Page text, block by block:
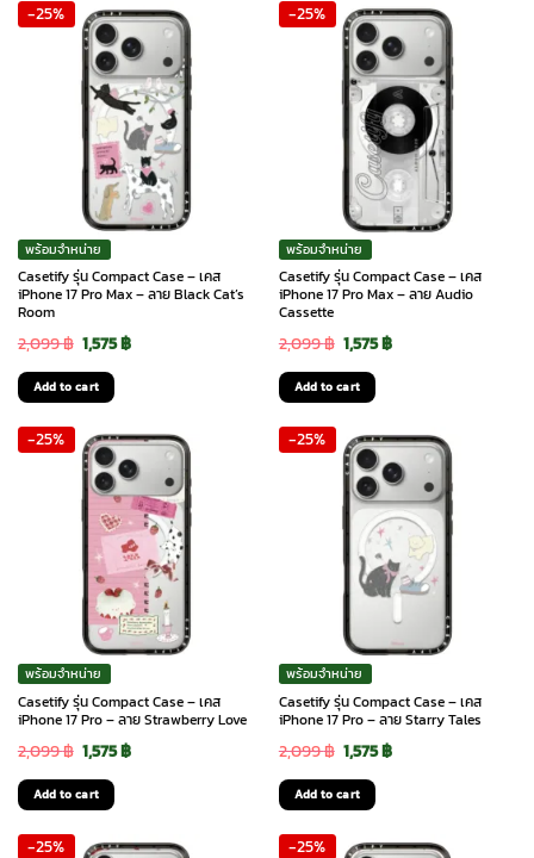
2,099 ฿.1,575 ฿.
2,099 ฿.1,575 ฿.
-25%
พร้อมจำหน่าย
Casetify รุ่น Compact Case – เคส
iPhone 17 Pro Max – ลาย Black Cat’s
Room
2,099฿ Original
price
was:
2,099 ฿.
1,575฿Current
1,575 ฿.
Add to cart
-25%
พร้อมจำหน่าย
Casetify รุ่น Compact Case – เคส
iPhone 17 Pro Max – ลาย Audio
Cassette
2,099฿ Original
price
was:
2,099 ฿.
1,575฿Current
1,575 ฿.
Add to cart
-25%
พร้อมจำหน่าย
Casetify รุ่น Compact Case – เคส
iPhone 17 Pro – ลาย Strawberry Love
2,099฿ Original
price
was:
2,099 ฿.
1,575฿Current
1,575 ฿.
Add to cart
-25%
พร้อมจำหน่าย
Casetify รุ่น Compact Case – เคส
iPhone 17 Pro – ลาย Starry Tales
2,099฿ Original
price
was:
2,099 ฿.
1,575฿Current
1,575 ฿.
Add to cart
-25% -25%